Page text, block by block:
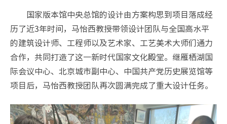
国家版本馆中央总馆的设计由方案构思到项目落成经
历了近3年时间，马怡西教授带领设计团队与全国高水平
的建筑设计师、工程师以及艺术家、工艺美术大师们通力
合作，共同打造了这一新时代国家文化殿堂。继雁栖湖国
际会议中心、北京城市副中心、中国共产党历史展览馆等
项目后，马怡西教授团队再次圆满完成了重大设计任务。